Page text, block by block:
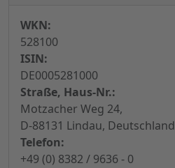
WKN:
528100
ISIN:
DE0005281000
Straße, Haus-Nr.:
Motzacher Weg 24,
D-88131 Lindau, Deutschland
Telefon:
+49 (0) 8382 / 9636 - 0